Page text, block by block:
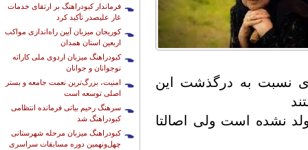
فرماندار کبودراهنگ بر ارتقای خدمات
غار علیصدر تأکید کرد
کوریجان میزبان آیین راه‌اندازی مواکب
اربعین استان همدان
کبودراهنگ میزبان اردوی ملی کاراته
نوجوانان و جوانان
امنیت، بزرگ‌ترین نعمت جامعه و بستر
اصلی توسعه است
سرهنگ رحیم بیاتی فرمانده انتظامی
کبودراهنگ شد
کبودراهنگ میزبان مرحله شهرستانی
چهل‌ونهمین دوره مسابقات سراسری
نسبت به درگذشت این
نشده است ولی اصالتا